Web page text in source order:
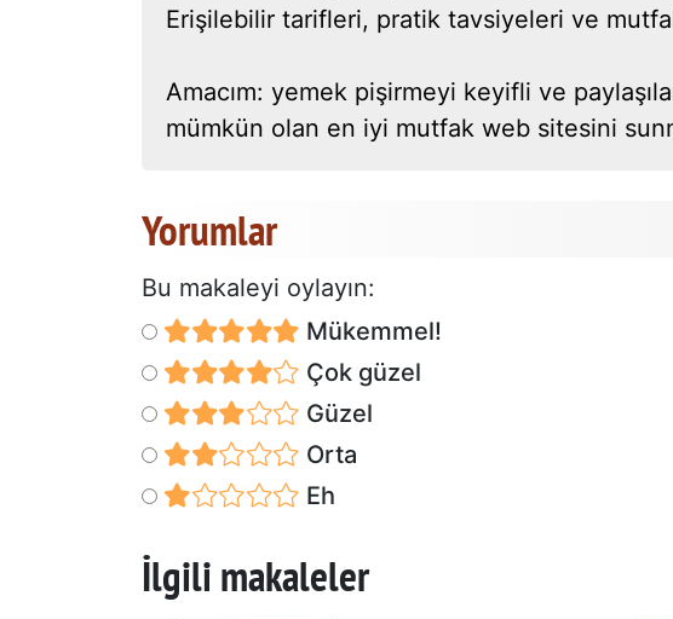
Erişilebilir tarifleri, pratik tavsiyeleri ve
Amacım: yemek pişirmeyi keyifli ve
mümkün olan en iyi mutfak web sitesini
Yorumlar
Bu makaleyi oylayın:
Mükemmel!
Çok güzel
Güzel
Orta
Eh
İlgili makaleler